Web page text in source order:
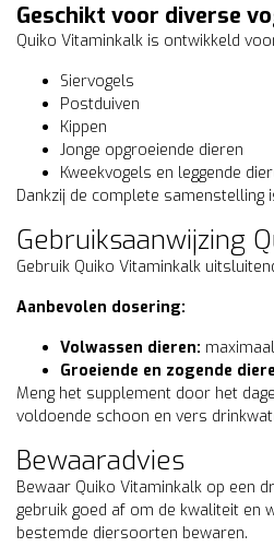
Geschikt voor diverse
Quiko Vitaminkalk is ontwikkeld
Siervogels
Postduiven
Kippen
Jonge opgroeiende dieren
Kweekvogels en leggende
Dankzij de complete samenstelling
Gebruiksaanwijzing
Gebruik Quiko Vitaminkalk
Aanbevolen dosering:
Volwassen dieren: maximaal
Groeiende en zogende
Meng het supplement door het
voldoende schoon en vers
Bewaaradvies
Bewaar Quiko Vitaminkalk op een
gebruik goed af om de kwaliteit en
bestemde diersoorten bewaren.